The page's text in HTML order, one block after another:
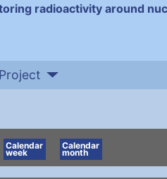
radioactivity around
Project
Calendar
week
Calendar
month